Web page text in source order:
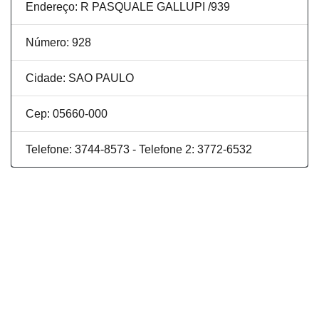
Endereço: R PASQUALE GALLUPI /939
Número: 928
Cidade: SAO PAULO
Cep: 05660-000
Telefone: 3744-8573 - Telefone 2: 3772-6532